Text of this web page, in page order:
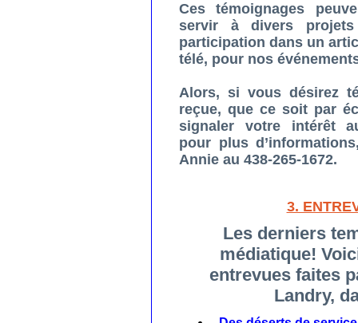
Ces témoignages
servir à divers
participation dans un
télé, pour nos
Alors, si vous désirez
reçue, que ce soit par
signaler votre intérêt
pour plus
Annie au 438-265-1672.
3.
Les derniers
médiatique!
entrevues faites
Landry,